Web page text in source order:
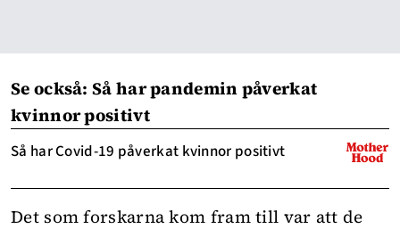
Se också: Så har pandemin påverkat
kvinnor positivt
Så har Covid-19 påverkat kvinnor positivt
Det som forskarna kom fram till var att de